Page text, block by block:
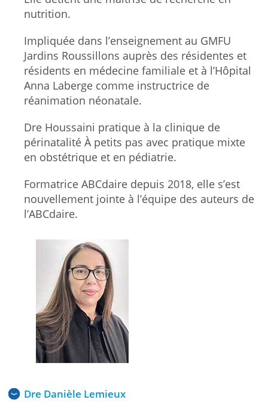
nutrition.
Impliquée dans l’enseignement au GMFU
Jardins Roussillons auprès des résidentes et
résidents en médecine familiale et à l’Hôpital
Anna Laberge comme instructrice de
réanimation néonatale.
Dre Houssaini pratique à la clinique de
périnatalité À petits pas avec pratique mixte
en obstétrique et en pédiatrie.
Formatrice ABCdaire depuis 2018, elle s’est
nouvellement jointe à l’équipe des auteurs de
l’ABCdaire.
Dre Danièle Lemieux